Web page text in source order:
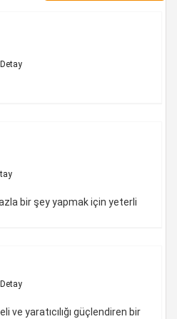
bir şey yapmak için yeterli
ve yaratıcılığı güçlendiren bir